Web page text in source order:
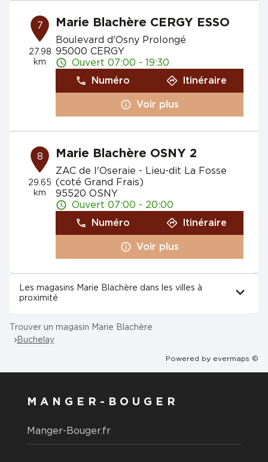
7
27.98
km
Marie Blachère CERGY ESSO
Boulevard d'Osny Prolongé
95000 CERGY
Ouvert 07:00 - 19:30
Numéro
Itinéraire
Voir plus
8
29.65
km
Marie Blachère OSNY 2
ZAC de l'Oseraie - Lieu-dit La Fosse
(coté Grand Frais)
95520 OSNY
Ouvert 07:00 - 20:00
Numéro
Itinéraire
Voir plus
Les magasins Marie Blachère dans les villes à
proximité
Trouver un magasin Marie Blachère
Buchelay
Powered by evermaps ©
MANGER-BOUGER
Manger-Bouger.fr